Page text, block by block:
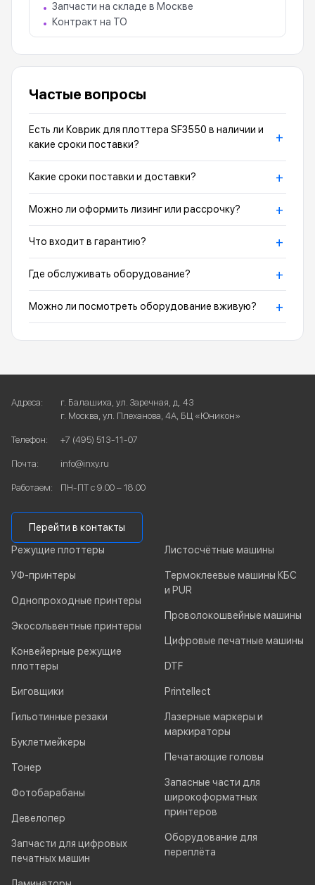
Запчасти на складе в Москве
Контракт на ТО
Частые вопросы
Есть ли Коврик для плоттера SF3550 в наличии и
какие сроки поставки?
+
Какие сроки поставки и доставки? +
Можно ли оформить лизинг или рассрочку? +
Что входит в гарантию? +
Где обслуживать оборудование? +
Можно ли посмотреть оборудование вживую? +
Режущие плоттеры
УФ-принтеры
Однопроходные принтеры
Экосольвентные принтеры
Конвейерные режущие
плоттеры
Биговщики
Гильотинные резаки
Буклетмейкеры
Тонер
Фотобарабаны
Девелопер
Запчасти для цифровых
печатных машин
Листосчётные машины
Термоклеевые машины КБС
и PUR
Проволокошвейные машины
Цифровые печатные машины
DTF
Printellect
Лазерные маркеры и
маркираторы
Печатающие головы
Запасные части для
широкоформатных
принтеров
Оборудование для
переплёта
Адреса:
г. Балашиха, ул. Заречная, д. 43
г. Москва, ул. Плеханова, 4А, БЦ «Юникон»
Телефон: +7 (495) 513-11-07
Почта: info@inxy.ru
Работаем: ПН-ПТ с 9.00 – 18.00
Перейти в контакты